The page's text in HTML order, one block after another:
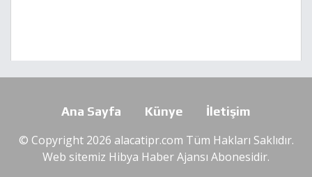
Ana Sayfa Künye İletişim
© Copyright 2026 alacatipr.com Tüm Hakları Saklıdır.
Web sitemiz Hibya Haber Ajansı Abonesidir.